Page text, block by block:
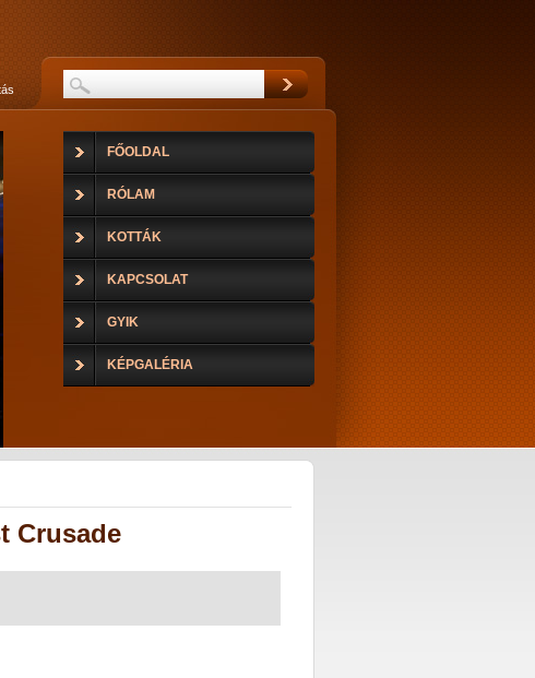
Crusade
FŐOLDAL
RÓLAM
KOTTÁK
KAPCSOLAT
GYIK
KÉPGALÉRIA